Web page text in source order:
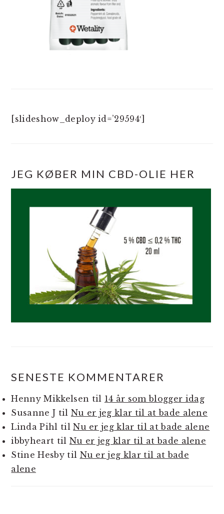
[slideshow_deploy id=’29594′]
JEG KØBER MIN CBD-OLIE HER
SENESTE KOMMENTARER
Henny Mikkelsen til 14 år som blogger idag
Susanne J til Nu er jeg klar til at bade alene
Linda Pihl tilNu er jeg klar til at bade alene
ibbyheart til Nu er jeg klar til at bade alene
Stine Hesbytil Nu er jeg klar til at bade
alene